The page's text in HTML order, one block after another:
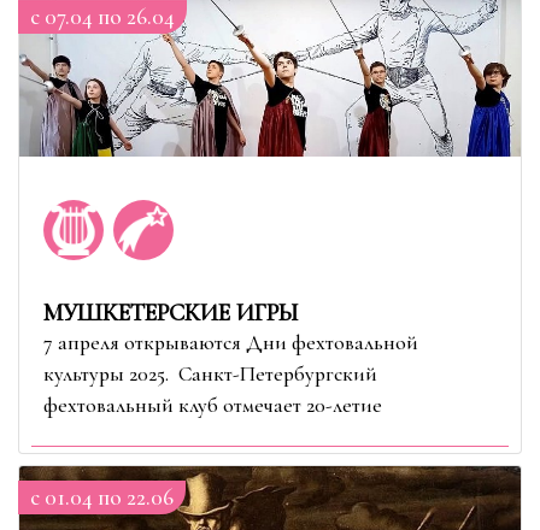
c 07.04 по 26.04
МУШКЕТЕРСКИЕ ИГРЫ
7 апреля открываются Дни фехтовальной
культуры 2025. Санкт-Петербургский
фехтовальный клуб отмечает 20-летие
c 01.04 по 22.06